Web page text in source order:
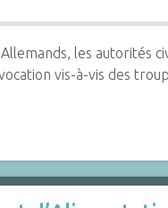
les autorités
vis-à-vis des